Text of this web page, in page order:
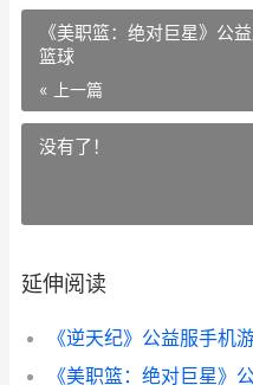
《美职篮：绝对巨星》公
篮球
« 上一篇
没有了！
延伸阅读